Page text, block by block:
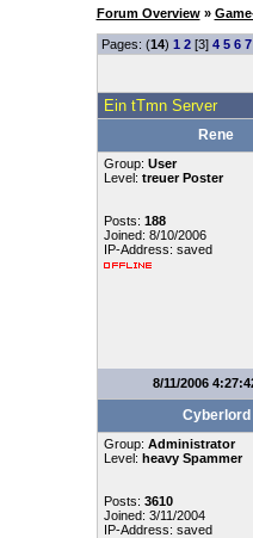
Forum Overview »
Pages: (14) 1 2[3] 4 5 6 7
Ein tTmn Server
Rene
Group: User
Level: treuer Poster
Posts: 188
Joined: 8/10/2006
IP-Address: saved
8/11/2006
Cyberlord
Group: Administrator
Level: heavy Spammer
Posts: 3610
Joined: 3/11/2004
IP-Address: saved